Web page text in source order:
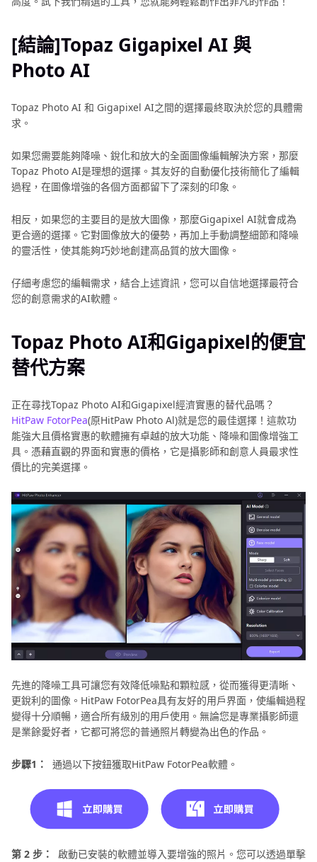
[結論]Topaz Gigapixel AI 與
Photo AI
Topaz Photo AI 和 Gigapixel AI之間的選擇最終取決於您的具體需
求。
如果您需要能夠降噪、銳化和放大的全面圖像編輯解決方案，那麼
Topaz Photo AI是理想的選擇。其友好的自動優化技術簡化了編輯
過程，在圖像增強的各個方面都留下了深刻的印象。
相反，如果您的主要目的是放大圖像，那麼Gigapixel AI就會成為
更合適的選擇。它對圖像放大的優勢，再加上手動調整細節和降噪
的靈活性，使其能夠巧妙地創建高品質的放大圖像。
仔細考慮您的編輯需求，結合上述資訊，您可以自信地選擇最符合
您的創意需求的AI軟體。
Topaz Photo AI和Gigapixel的便宜
替代方案
正在尋找Topaz Photo AI和Gigapixel經濟實惠的替代品嗎？
HitPaw FotorPea(原HitPaw Photo Al)就是您的最佳選擇！這款功
能強大且價格實惠的軟體擁有卓越的放大功能、降噪和圖像增強工
具。憑藉直觀的界面和實惠的價格，它是攝影師和創意人員最求性
價比的完美選擇。
先進的降噪工具可讓您有效降低噪點和顆粒感，從而獲得更清晰、
更銳利的圖像。HitPaw FotorPea具有友好的用戶界面，使編輯過程
變得十分順暢，適合所有級別的用戶使用。無論您是專業攝影師還
是業餘愛好者，它都可將您的普通照片轉變為出色的作品。
步驟1： 通過以下按鈕獲取HitPaw FotorPea軟體。
第 2 步：
啟動已安裝的軟體並導入要增強的照片。您可以透過單擊